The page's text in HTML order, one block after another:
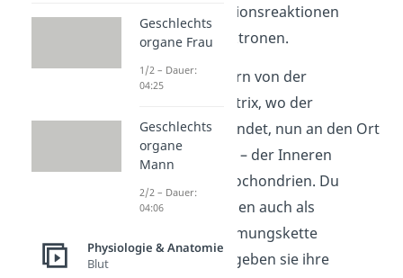
die bei den Oxidationsreaktionen
abgegebenen Elektronen.
Die Carrier wandern von der
Mitochondrienmatrix, wo der
Citratzyklus stattfindet, nun an den Ort
der Atmungskette – der Inneren
Membran der Mitochondrien. Du
kannst sie deswegen auch als
mitochondriale Atmungskette
bezeichnen. Dort geben sie ihre
Geschlechts
organe Frau
1/2 – Dauer:
04:25
Geschlechts
organe
Mann
2/2 – Dauer:
04:06
Physiologie & Anatomie
Blut